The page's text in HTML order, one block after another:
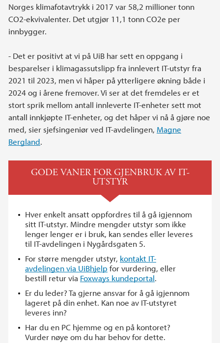
Norges klimafotavtrykk i 2017 var 58,2 millioner tonn
CO2-ekvivalenter. Det utgjør 11,1 tonn CO2e per
innbygger.
- Det er positivt at vi på UiB har sett en oppgang i
besparelser i klimagassutslipp fra innlevert IT-utstyr fra
2021 til 2023, men vi håper på ytterligere økning både i
2024 og i årene fremover. Vi ser at det fremdeles er et
stort sprik mellom antall innleverte IT-enheter sett mot
antall innkjøpte IT-enheter, og det håper vi nå å gjøre noe
med, sier sjefsingeniør ved IT-avdelingen, Magne
Bergland.
GODE VANER FOR GJENBRUK AV IT-
UTSTYR
Hver enkelt ansatt oppfordres til å gå igjennom
sitt IT-utstyr. Mindre mengder utstyr som ikke
lenger lenger er i bruk, kan sendes eller leveres
til IT-avdelingen i Nygårdsgaten 5.
For større mengder utstyr, kontakt IT-
avdelingen via UiBhjelp for vurdering, eller
bestill retur via Foxways kundeportal.
Er du leder? Ta gjerne ansvar for å gå igjennom
lageret på din enhet. Kan noe av IT-utstyret
leveres inn?
Har du en PC hjemme og en på kontoret?
Vurder nøye om du har behov for dette.